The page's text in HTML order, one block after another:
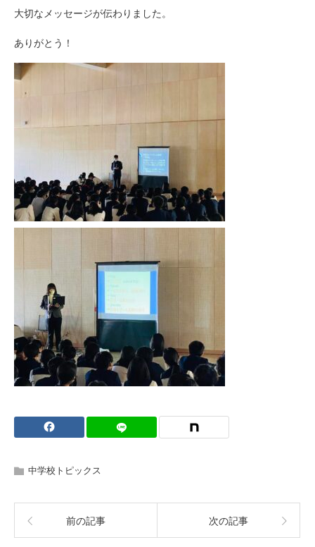
大切なメッセージが伝わりました。
ありがとう！
中学校トピックス
前の記事 次の記事